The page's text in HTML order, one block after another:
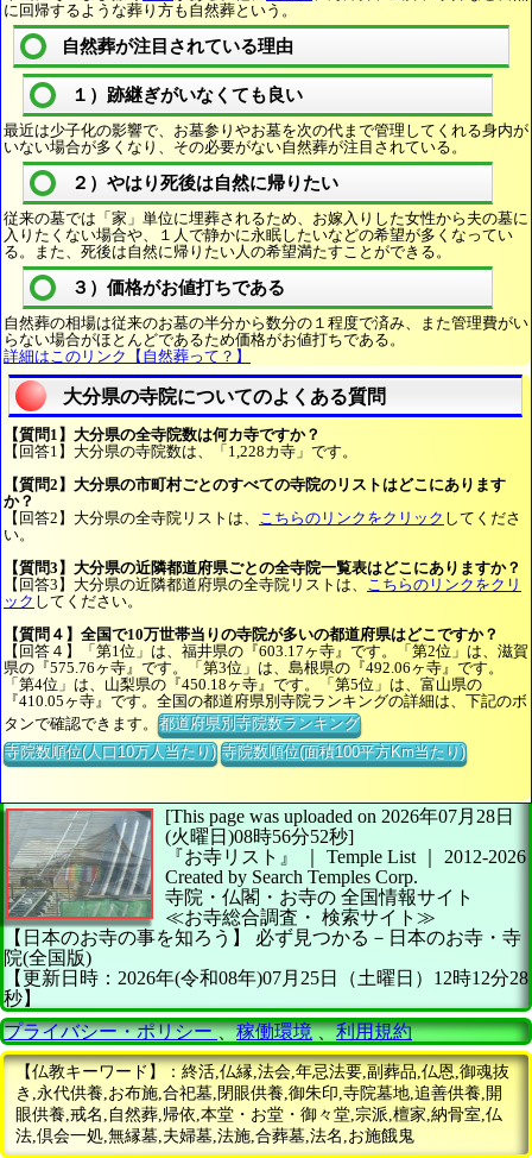
に回帰するような葬り方も自然葬という。
自然葬が注目されている理由
１）跡継ぎがいなくても良い
最近は少子化の影響で、お墓参りやお墓を次の代まで管理してくれる身内が
いない場合が多くなり、その必要がない自然葬が注目されている。
２）やはり死後は自然に帰りたい
従来の墓では「家」単位に埋葬されるため、お嫁入りした女性から夫の墓に
入りたくない場合や、１人で静かに永眠したいなどの希望が多くなってい
る。また、死後は自然に帰りたい人の希望満たすことができる。
３）価格がお値打ちである
自然葬の相場は従来のお墓の半分から数分の１程度で済み、また管理費がい
らない場合がほとんどであるため価格がお値打ちである。
詳細はこのリンク【自然葬って？】
大分県の寺院についてのよくある質問
【質問1】大分県の全寺院数は何カ寺ですか？
【回答1】大分県の寺院数は、「1,228カ寺」です。
【質問2】大分県の市町村ごとのすべての寺院のリストはどこにあります
か？
【回答2】大分県の全寺院リストは、 こちらのリンクをクリック してくださ
い。
【質問3】大分県の近隣都道府県ごとの全寺院一覧表はどこにありますか？
【回答3】大分県の近隣都道府県の全寺院リストは、 こちらのリンクをクリ
ック してください。
【質問４】全国で10万世帯当りの寺院が多いの都道府県はどこですか？
【回答４】「第1位」は、福井県の『603.17ヶ寺』です。「第2位」は、滋賀
県の『575.76ヶ寺』です。「第3位」は、島根県の『492.06ヶ寺』です。
「第4位」は、山梨県の『450.18ヶ寺』です。「第5位」は、富山県の
『410.05ヶ寺』です。全国の都道府県別寺院ランキングの詳細は、下記のボ
タンで確認できます。都道府県別寺院数ランキング
寺院数順位(人口10万人当たり) 寺院数順位(面積100平方Km当たり)
[This page was uploaded on 2026年07月28日
(火曜日)08時56分52秒]
『お寺リスト』 ｜ Temple List
2012-2026
Created by Search Temples Corp.
寺院・仏閣・お寺の 全国情報サイト
≪お寺総合調査・ 検索サイト≫
【日本のお寺の事を知ろう】
必ず見つかる－日本のお寺・寺
院(全国版)
【更新日時：2026年(令和08年)07月25日（土曜日）12時12分28
秒】
プライバシー・ポリシー、稼働環境、利用規約
【仏教キーワード】：終活,仏縁,法会,年忌法要,副葬品,仏恩,御魂抜
き,永代供養,お布施,合祀墓,閉眼供養,御朱印,寺院墓地,追善供養,開
眼供養,戒名,自然葬,帰依,本堂・お堂・御々堂,宗派,檀家,納骨室,仏
法,倶会一処,無縁墓,夫婦墓,法施,合葬墓,法名,お施餓鬼